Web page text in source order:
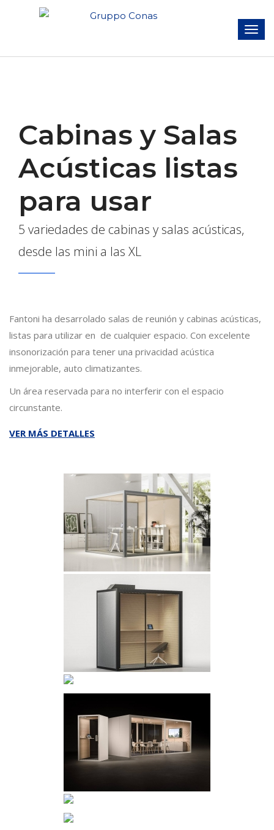
Cabinas y Salas
Acústicas listas
para usar
5 variedades de cabinas y salas acústicas,
desde las mini a las XL
Fantoni ha desarrolado salas de reunión y cabinas acústicas,
listas para utilizar en de cualquier espacio. Con excelente
insonorización para tener una privacidad acústica
inmejorable, auto climatizantes.
Un área reservada para no interferir con el espacio
circunstante.
VER MÁS DETALLES